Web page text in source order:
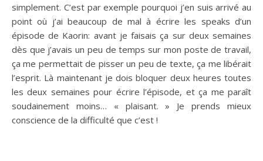
simplement. C’est par exemple pourquoi j’en suis arrivé au
point où j’ai beaucoup de mal à écrire les speaks d’un
épisode de Kaorin: avant je faisais ça sur deux semaines
dès que j’avais un peu de temps sur mon poste de travail,
ça me permettait de pisser un peu de texte, ça me libérait
l’esprit. Là maintenant je dois bloquer deux heures toutes
les deux semaines pour écrire l’épisode, et ça me paraît
soudainement moins… « plaisant. » Je prends mieux
conscience de la difficulté que c’est !